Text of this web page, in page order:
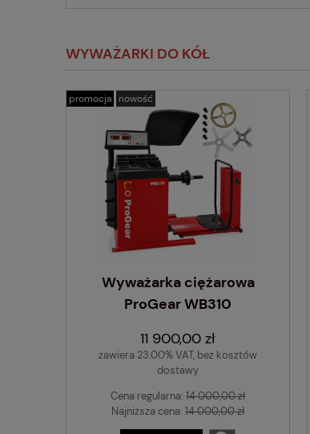
WYWAŻARKI DO KÓŁ
Wyważarka ciężarowa
ProGear WB310
11 900,00 zł
zawiera 23.00% VAT, bez kosztów
dostawy
Cena regularna: 14 000,00 zł
Najniższa cena: 14 000,00 zł
promocja nowość